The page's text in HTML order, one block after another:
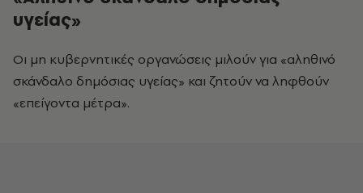
υγείας»
Οι μη κυβερνητικές οργανώσεις μιλούν για «αληθινό
σκάνδαλο δημόσιας υγείας» και ζητούν να ληφθούν
«επείγοντα μέτρα».